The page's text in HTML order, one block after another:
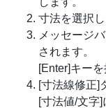
寸法を選択し
メッセージ
されます。
[Enter]キーを
[寸法線修正]
[寸法値/文字